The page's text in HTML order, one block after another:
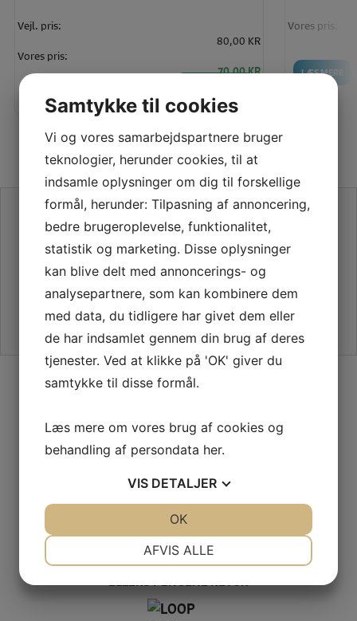
Vejl. pris:
80,00 KR
Vores pris:
70,00 KR LÆS MERE
Vores pris:
SE VORES ANMELDELSER PÅ TRUSTPILOT
SIKKER HANDEL PÅ SYMASKINETORVET.DK
GRATIS LEVERING VED 399,-
PÅ KUN 1-2 HVERDAGE
100% SIKKER BETALING
ELLERS PENGENE RETUR
Samtykke til cookies
Vi og vores samarbejdspartnere bruger
teknologier, herunder cookies, til at
indsamle oplysninger om dig til forskellige
formål, herunder: Tilpasning af annoncering,
bedre brugeroplevelse, funktionalitet,
statistik og marketing. Disse oplysninger
kan blive delt med annoncerings- og
analysepartnere, som kan kombinere dem
med data, du tidligere har givet dem eller
de har indsamlet gennem din brug af deres
tjenester. Ved at klikke på 'OK' giver du
samtykke til disse formål.
Læs mere om vores brug af cookies og
behandling af persondata her.
VIS DETALJER
AFVIS ALLE
OK